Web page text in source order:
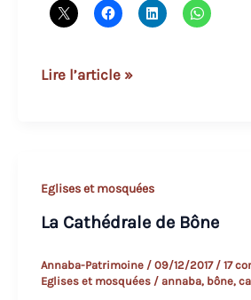
L’église
Lire l’article »
Eglises et mosquées
La Cathédrale de Bône
Annaba-Patrimoine / 09/12/2017 / 17
Eglises et mosquées/ annaba, bône,